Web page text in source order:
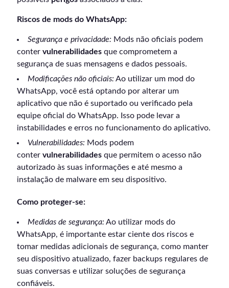
Riscos de mods do WhatsApp:
Segurança e privacidade: Mods não oficiais podem
conter vulnerabilidades que comprometem a
segurança de suas mensagens e dados pessoais.
Modificações não oficiais: Ao utilizar um mod do
WhatsApp, você está optando por alterar um
aplicativo que não é suportado ou verificado pela
equipe oficial do WhatsApp. Isso pode levar a
instabilidades e erros no funcionamento do aplicativo.
Vulnerabilidades: Mods podem
conter vulnerabilidades que permitem o acesso não
autorizado às suas informações e até mesmo a
instalação de malware em seu dispositivo.
Como proteger-se:
Medidas de segurança: Ao utilizar mods do
WhatsApp, é importante estar ciente dos riscos e
tomar medidas adicionais de segurança, como manter
seu dispositivo atualizado, fazer backups regulares de
suas conversas e utilizar soluções de segurança
confiáveis.